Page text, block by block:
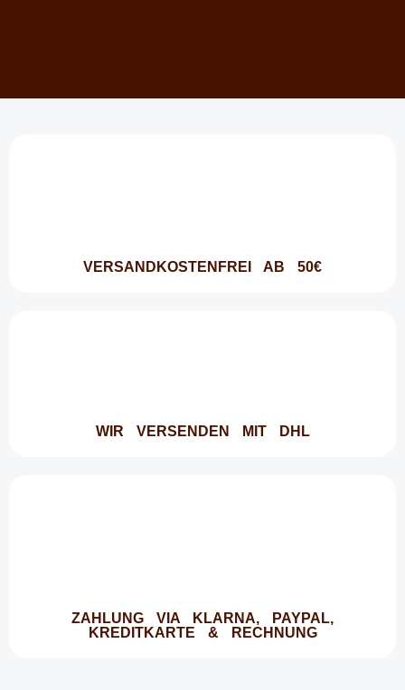
VERSANDKOSTENFREI AB 50€
WIR VERSENDEN MIT DHL
ZAHLUNG VIA KLARNA, PAYPAL,
KREDITKARTE & RECHNUNG